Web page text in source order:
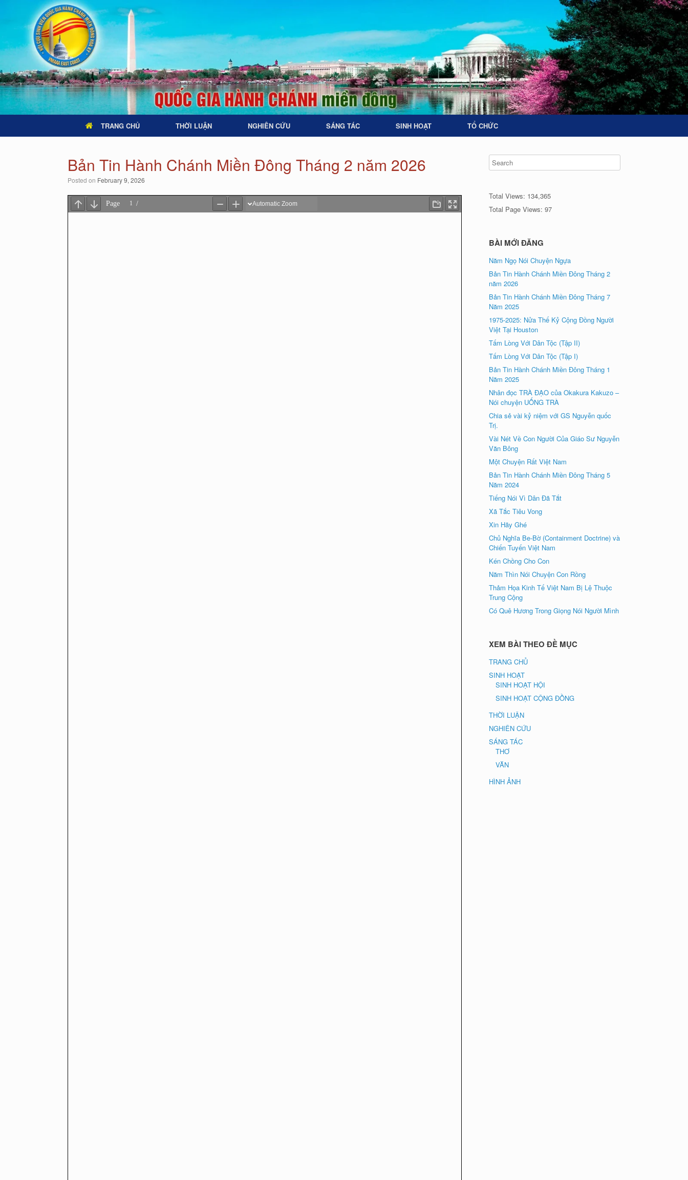
TRANG CHỦ THỜI LUẬN NGHIÊN CỨU SÁNG TÁC SINH HOẠT TỔ CHỨC
Bản Tin Hành Chánh Miền Đông Tháng 2 năm 2026
Posted on February 9, 2026
Total Views: 134,365
Total Page Views:97
BÀI MỚI ĐĂNG
Năm Ngọ Nói Chuyện Ngựa
Bản Tin Hành Chánh Miền Đông Tháng 2
năm 2026
Bản Tin Hành Chánh Miền Đông Tháng 7
Năm 2025
1975-2025: Nửa Thế Kỷ Cộng Đồng Người
Việt Tại Houston
Tấm Lòng Với Dân Tộc (Tập II)
Tấm Lòng Với Dân Tộc (Tập I)
Bản Tin Hành Chánh Miền Đông Tháng 1
Năm 2025
Nhân đọc TRÀ ÐẠO của Okakura Kakuzo –
Nói chuyện UỐNG TRÀ
Chia sẻ vài kỷ niệm với GS Nguyễn quốc
Trị.
Vài Nét Về Con Người Của Giáo Sư Nguyễn
Văn Bông
Một Chuyện Rất Việt Nam
Bản Tin Hành Chánh Miền Đông Tháng 5
Năm 2024
Tiếng Nói Vì Dân Đã Tắt
Xã Tắc Tiêu Vong
Xin Hãy Ghé
Chủ Nghĩa Be-Bờ (Containment Doctrine) và
Chiến Tuyến Việt Nam
Kén Chồng Cho Con
Năm Thìn Nói Chuyện Con Rồng
Thảm Họa Kinh Tế Việt Nam Bị Lệ Thuộc
Trung Cộng
Có Quê Hương Trong Giọng Nói Người Mình
XEM BÀI THEO ĐỀ MỤC
TRANG CHỦ
SINH HOẠT
SINH HOẠT HỘI
SINH HOẠT CỘNG ĐỒNG
THỜI LUẬN
NGHIÊN CỨU
SÁNG TÁC
THƠ
VĂN
HÌNH ẢNH